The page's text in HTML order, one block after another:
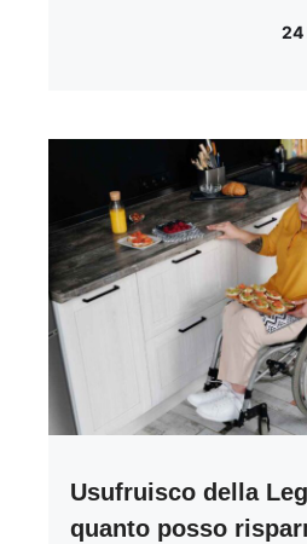
24
Usufruisco della
quanto posso